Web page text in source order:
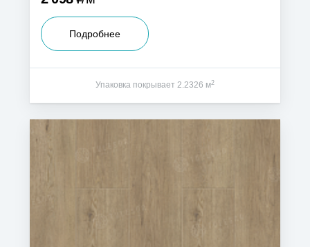
Подробнее
Упаковка покрывает 2.2326 м2